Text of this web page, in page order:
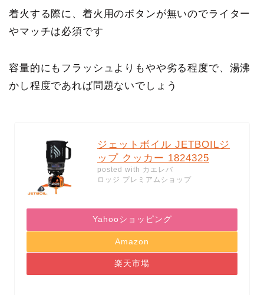
着火する際に、着火用のボタンが無いのでライター
やマッチは必須です
容量的にもフラッシュよりもやや劣る程度で、湯沸
かし程度であれば問題ないでしょう
ジェットボイル JETBOILジ
ップ クッカー 1824325
posted with カエレバ
ロッジ プレミアムショップ
Yahooショッピング
Amazon
楽天市場